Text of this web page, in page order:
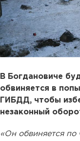
В Богдановиче
обвиняется в
ГИБДД, чтобы
незаконный
«Он обвиняется по